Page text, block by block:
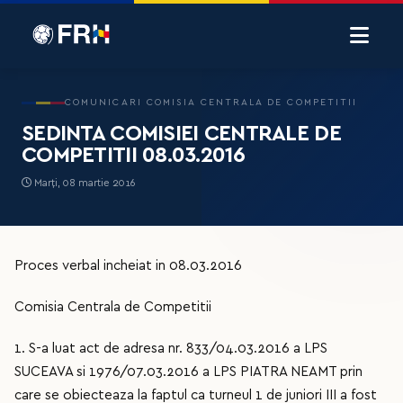
COMUNICARI COMISIA CENTRALA DE COMPETITII
SEDINTA COMISIEI CENTRALE DE
COMPETITII 08.03.2016
Marți, 08 martie 2016
Proces verbal incheiat in 08.03.2016
Comisia Centrala de Competitii
1. S-a luat act de adresa nr. 833/04.03.2016 a LPS
SUCEAVA si 1976/07.03.2016 a LPS PIATRA NEAMT prin
care se obiecteaza la faptul ca turneul 1 de juniori III a fost